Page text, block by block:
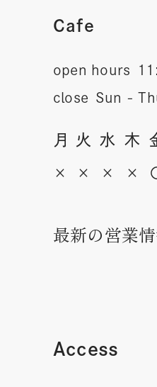
Cafe
open hours
close Sun -
月 火 水 木
× × × ×
最新の営業
Access